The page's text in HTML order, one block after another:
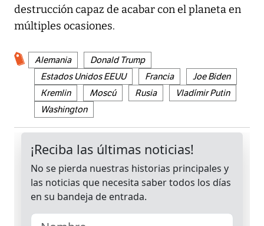
destrucción capaz de acabar con el planeta en
múltiples ocasiones.
Alemania
Donald Trump
Estados Unidos EEUU
Francia
Joe Biden
Kremlin
Moscú Rusia
Vladímir Putin
Washington